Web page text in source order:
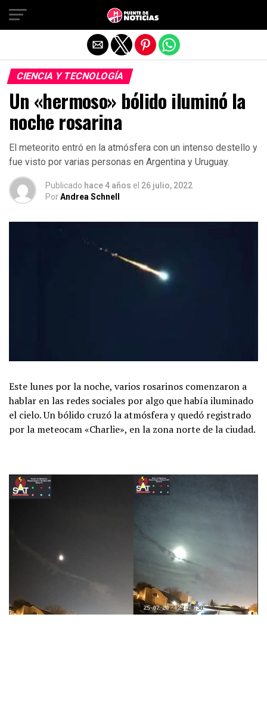
CIENCIA Y TECNOLOGÍA
Un «hermoso» bólido iluminó la
noche rosarina
El meteorito entró en la atmósfera con un intenso destello y
fue visto por varias personas en Argentina y Uruguay.
Publicado hace 4 años el 26 julio, 2022
PorAndrea Schnell
Este lunes por la noche, varios rosarinos comenzaron a
hablar en las redes sociales por algo que había iluminado
el cielo. Un bólido cruzó la atmósfera y quedó registrado
por la meteocam «Charlie», en la zona norte de la ciudad.
Salir de la versión móvil